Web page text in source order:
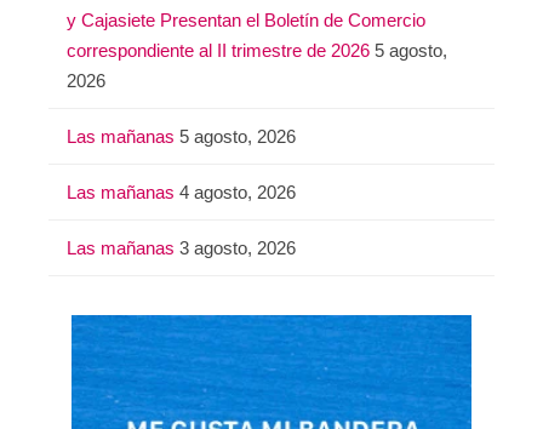
y Cajasiete Presentan el Boletín de Comercio
correspondiente al II trimestre de 2026 5 agosto,
2026
Las mañanas 5 agosto, 2026
Las mañanas 4 agosto, 2026
Las mañanas 3 agosto, 2026